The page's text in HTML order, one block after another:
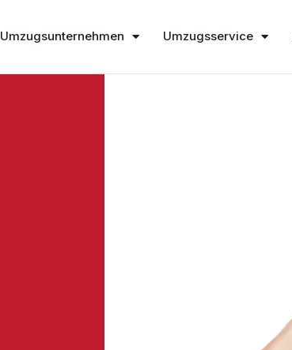
Umzugsunternehmen Umzugsservice